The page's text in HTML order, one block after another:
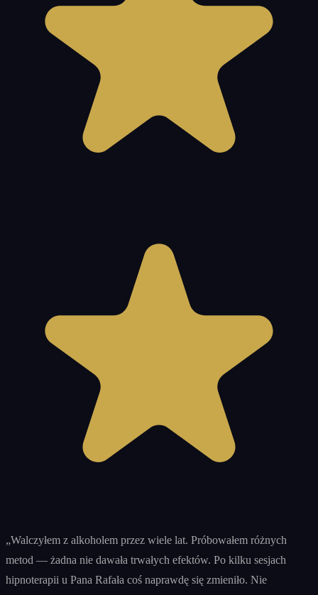
„Walczyłem z alkoholem przez wiele lat. Próbowałem różnych
metod — żadna nie dawała trwałych efektów. Po kilku sesjach
hipnoterapii u Pana Rafała coś naprawdę się zmieniło. Nie